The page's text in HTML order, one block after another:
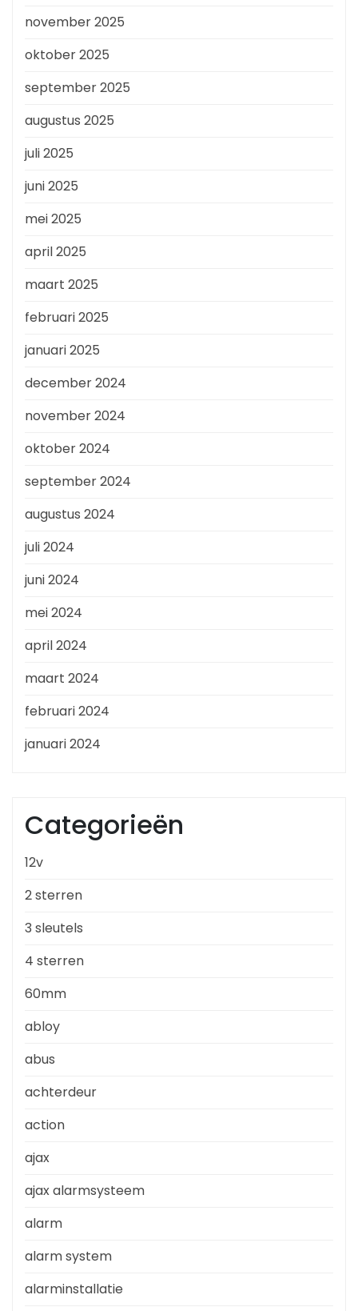
november 2025
oktober 2025
september 2025
augustus 2025
juli 2025
juni 2025
mei 2025
april 2025
maart 2025
februari 2025
januari 2025
december 2024
november 2024
oktober 2024
september 2024
augustus 2024
juli 2024
juni 2024
mei 2024
april 2024
maart 2024
februari 2024
januari 2024
Categorieën
12v
2 sterren
3 sleutels
4 sterren
60mm
abloy
abus
achterdeur
action
ajax
ajax alarmsysteem
alarm
alarm system
alarminstallatie